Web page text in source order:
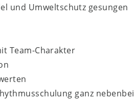
und Umweltschutz gesungen
Team-Charakter
ganz nebenbei